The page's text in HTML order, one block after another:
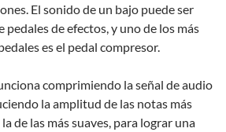
El sonido de un bajo puede ser
pedales de efectos, y uno de los más
es el pedal compresor.
comprimiendo la señal de audio
la amplitud de las notas más
de las más suaves, para lograr una